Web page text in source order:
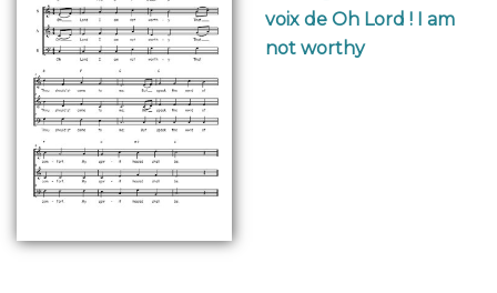
voix de Oh Lord ! I am
not worthy